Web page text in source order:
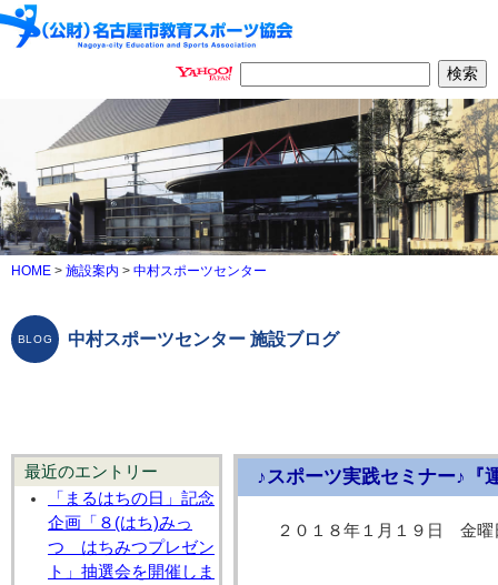
HOME > 施設案内 > 中村スポーツセンター
中村スポーツセンター 施設ブログ
最近のエントリー
「まるはちの日」記念
企画「８(はち)みっ
つ はちみつプレゼン
ト」抽選会を開催しま
♪スポーツ実践セミナー♪『
２０１８年１月１９日 金曜